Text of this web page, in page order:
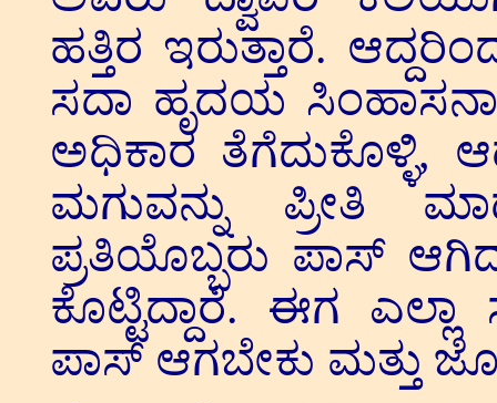
ಹತ್ತಿರ ಇರುತ್ತಾರೆ.
ಸದಾ ಹೃದಯ
ಅಧಿಕಾರ ತೆಗೆದುಕೊಳ್ಳಿ,
ಮಗುವನ್ನು ಪ್ರೀತಿ
ಪ್ರತಿಯೊಬ್ಬರು ಪಾಸ್
ಕೊಟ್ಟಿದ್ದಾರೆ. ಈಗ ಎಲ್ಲಾ
ಪಾಸ್ ಆಗಬೇಕು ಮತ್ತು